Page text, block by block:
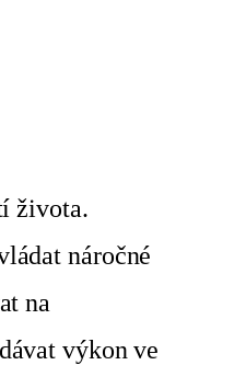
života.
náročné
na
výkon ve